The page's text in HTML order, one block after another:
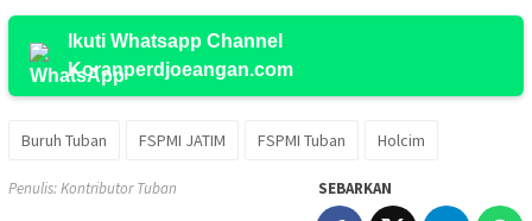
Ikuti Whatsapp Channel
Koranperdjoeangan.com
Buruh Tuban FSPMI JATIM FSPMI Tuban Holcim
Penulis: Kontributor Tuban SEBARKAN